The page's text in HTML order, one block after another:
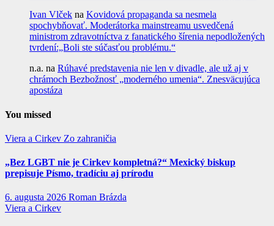
Ivan Vlček na Kovidová propaganda sa nesmela
spochybňovať. Moderátorka mainstreamu usvedčená
ministrom zdravotníctva z fanatického šírenia nepodložených
tvrdení:„Boli ste súčasťou problému.“
n.a. na Rúhavé predstavenia nie len v divadle, ale už aj v
chrámoch Bezbožnosť „moderného umenia“. Znesväcujúca
apostáza
You missed
Viera a Cirkev Zo zahraničia
„Bez LGBT nie je Cirkev kompletná?“ Mexický biskup
prepisuje Písmo, tradíciu aj prírodu
6. augusta 2026 Roman Brázda
Viera a Cirkev